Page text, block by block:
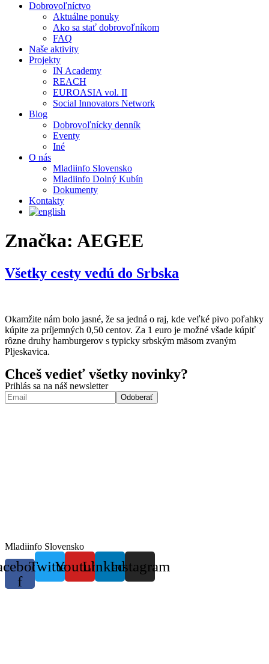
Dobrovoľníctvo
Aktuálne ponuky
Ako sa stať dobrovoľníkom
FAQ
Naše aktivity
Projekty
IN Academy
REACH
EUROASIA vol. II
Social Innovators Network
Blog
Dobrovoľnícky denník
Eventy
Iné
O nás
Mladiinfo Slovensko
Mladiinfo Dolný Kubín
Dokumenty
Kontakty
Značka: AEGEE
Všetky cesty vedú do Srbska
Okamžite nám bolo jasné, že sa jedná o raj, kde veľké pivo poľahky
kúpite za príjemných 0,50 centov. Za 1 euro je možné všade kúpiť
rôzne druhy hamburgerov s typicky srbským mäsom zvaným
Pljeskavica.
Chceš vedieť všetky novinky?
Prihlás sa na náš newsletter
Mladiinfo Slovensko
f
TwitterYoutubeLinkedinInstagram